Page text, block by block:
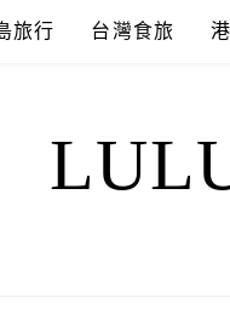
旅行 台灣食旅